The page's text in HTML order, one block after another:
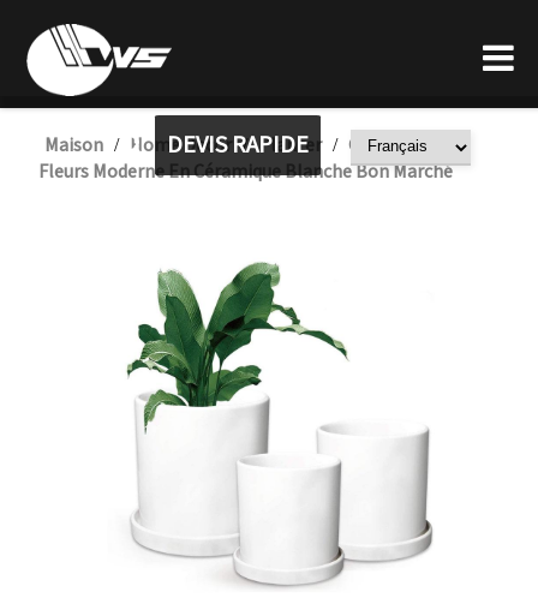
DEVIS RAPIDE
Maison / Home Decor / Planter / Grand Pot De
Fleurs Moderne En Céramique Blanche Bon Marché